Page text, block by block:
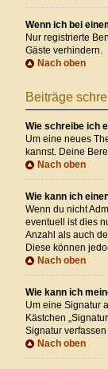
Wenn ich bei
Nur registrierte
Gäste verhindern.
Nach oben
Beiträge
Wie schreibe ich
Um eine neues
kannst. Deine
Nach oben
Wie kann ich
Wenn du nicht
eventuell ist dies
Anzahl als auch
Diese können
Nach oben
Wie kann ich
Um eine Signatur
Kästchen
Signatur
Nach oben